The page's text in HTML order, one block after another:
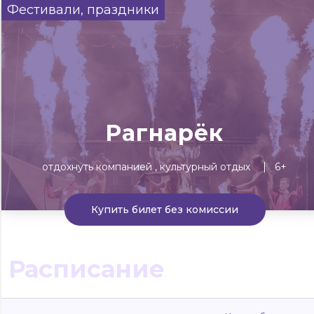
#билеты без комиссии
Сегодня
Событиям
Концерты Детям Выставки
Фестивали, праздники
Рагнарёк
отдохнуть компанией культурный отдых 6+
Купить билет без комиссии
Расписание